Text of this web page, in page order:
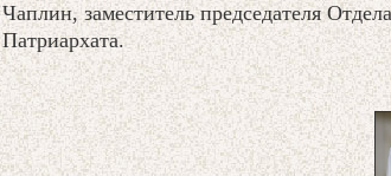
Чаплин, заместитель председателя
Патриархата.